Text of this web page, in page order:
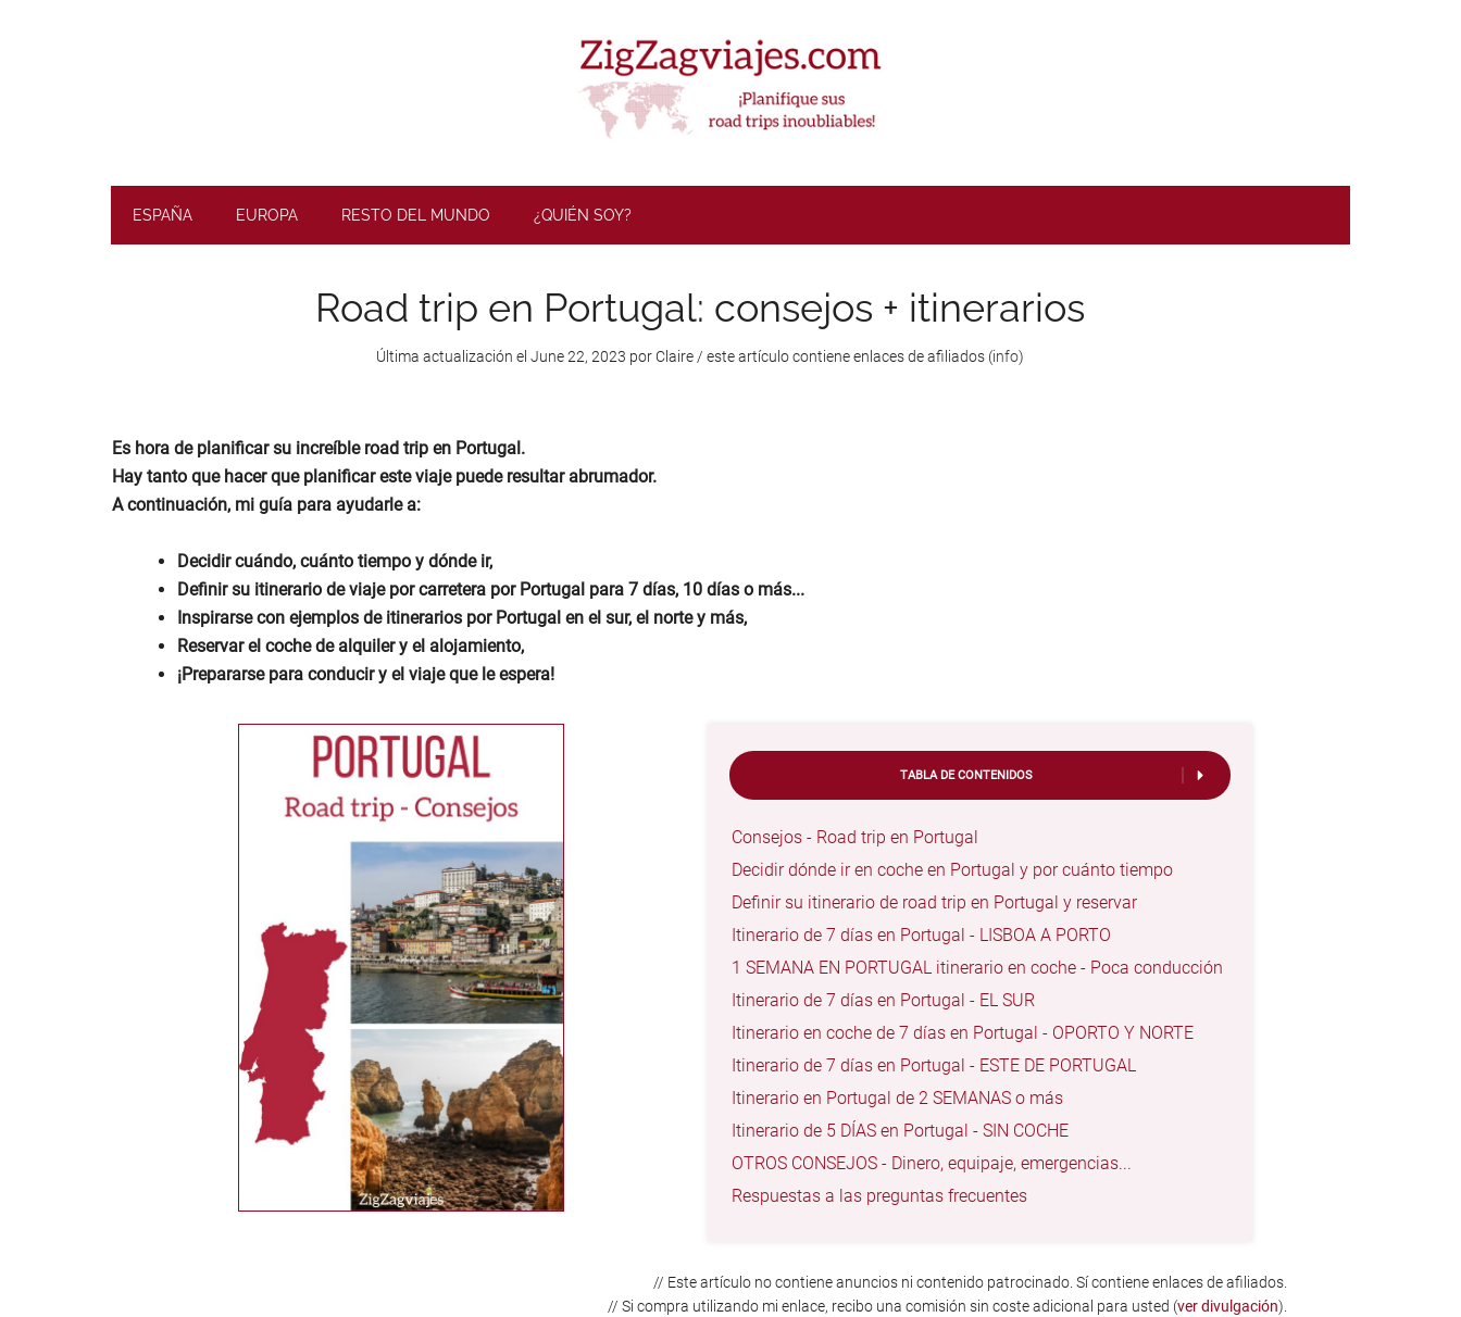
ZigZag Viajes
trips
inolvidables
ESPAÑA EUROPA RESTO DEL MUNDO ¿QUIÉN SOY?
Road trip en Portugal: consejos + itinerarios
Última actualización el June 22, 2023 por Claire/ este artículo contiene enlaces de afiliados (info)
Es hora de planificar su increíble road trip en Portugal.
Hay tanto que hacer que planificar este viaje puede resultar abrumador.
A continuación, mi guía para ayudarle a:
Decidir cuándo, cuánto tiempo y dónde ir,
Definir su itinerario de viaje por carretera por Portugal para 7 días, 10 días o más...
Inspirarse con ejemplos de itinerarios por Portugal en el sur, el norte y más,
Reservar el coche de alquiler y el alojamiento,
¡Prepararse para conducir y el viaje que le espera!
TABLA DE CONTENIDOS
Consejos - Road trip en Portugal
Decidir dónde ir en coche en Portugal y por cuánto tiempo
Definir su itinerario de road trip en Portugal y reservar
Itinerario de 7 días en Portugal - LISBOA A PORTO
1 SEMANA EN PORTUGAL itinerario en coche - Poca conducción
Itinerario de 7 días en Portugal - EL SUR
Itinerario en coche de 7 días en Portugal - OPORTO Y NORTE
Itinerario de 7 días en Portugal - ESTE DE PORTUGAL
Itinerario en Portugal de 2 SEMANAS o más
Itinerario de 5 DÍAS en Portugal - SIN COCHE
OTROS CONSEJOS - Dinero, equipaje, emergencias...
Respuestas a las preguntas frecuentes
// Este artículo no contiene anuncios ni contenido patrocinado. Sí contiene enlaces de afiliados.
// Si compra utilizando mi enlace, recibo una comisión sin coste adicional para usted (ver divulgación).